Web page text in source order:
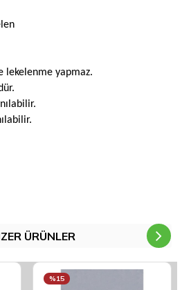
lekelenme yapmaz.
ÜRÜNLER
%15